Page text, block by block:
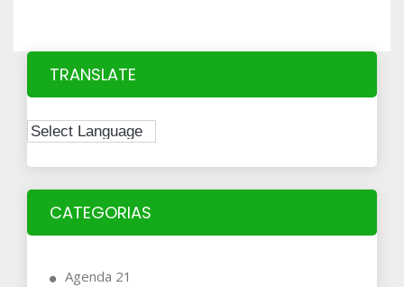
TRANSLATE
CATEGORIAS
Agenda 21